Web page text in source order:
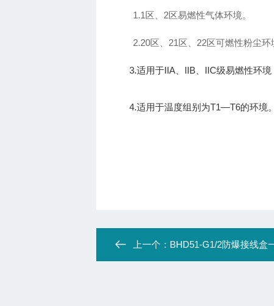
1.1区、2区易燃性气体环境。
2.20区、21区、22区可燃性粉尘环
3.适用于IIA、IIB、IIC级易燃性环境
4.适用于温度组别为T1—T6的环境。
上一个： BHD51-G1/2防爆接线盒一通